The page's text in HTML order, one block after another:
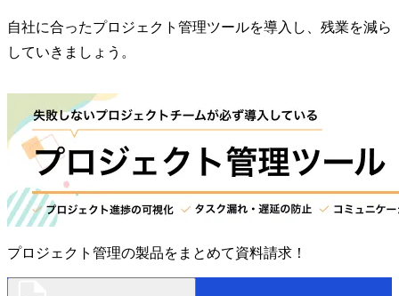
自社に合ったプロジェクト管理ツールを導入し、残業を減ら
していきましょう。
プロジェクト管理の製品をまとめて資料請求！